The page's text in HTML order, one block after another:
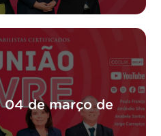
04 de março de